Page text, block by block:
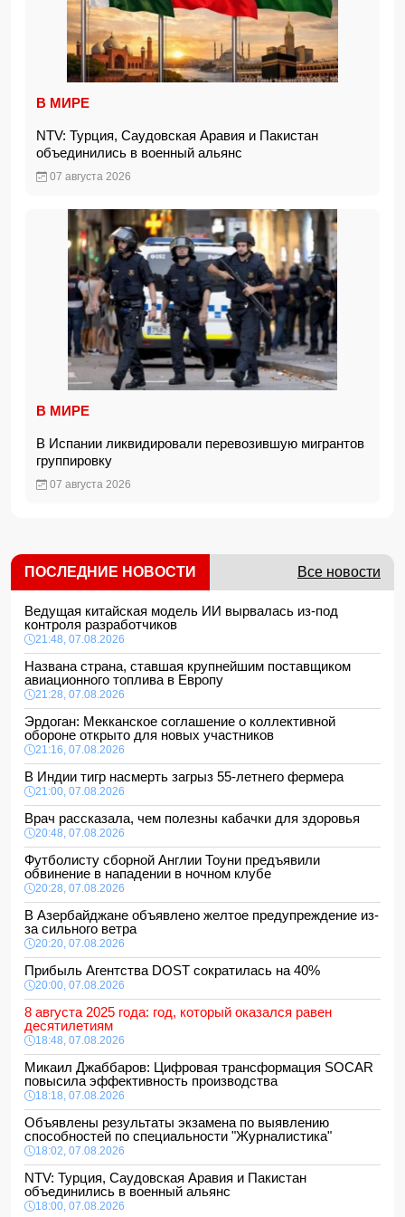
В МИРЕ
NTV: Турция, Саудовская Аравия и Пакистан
объединились в военный альянс
07 августа 2026
В МИРЕ
В Испании ликвидировали перевозившую мигрантов
группировку
07 августа 2026
ПОСЛЕДНИЕ НОВОСТИ Все новости
Ведущая китайская модель ИИ вырвалась из-под
контроля разработчиков
21:48, 07.08.2026
Названа страна, ставшая крупнейшим поставщиком
авиационного топлива в Европу
21:28, 07.08.2026
Эрдоган: Мекканское соглашение о коллективной
обороне открыто для новых участников
21:16, 07.08.2026
В Индии тигр насмерть загрыз 55-летнего фермера
21:00, 07.08.2026
Врач рассказала, чем полезны кабачки для здоровья
20:48, 07.08.2026
Футболисту сборной Англии Тоуни предъявили
обвинение в нападении в ночном клубе
20:28, 07.08.2026
В Азербайджане объявлено желтое предупреждение из-
за сильного ветра
20:20, 07.08.2026
Прибыль Агентства DOST сократилась на 40%
20:00, 07.08.2026
8 августа 2025 года: год, который оказался равен
десятилетиям
18:48, 07.08.2026
Микаил Джаббаров: Цифровая трансформация SOCAR
повысила эффективность производства
18:18, 07.08.2026
Объявлены результаты экзамена по выявлению
способностей по специальности "Журналистика"
18:02, 07.08.2026
NTV: Турция, Саудовская Аравия и Пакистан
объединились в военный альянс
18:00, 07.08.2026